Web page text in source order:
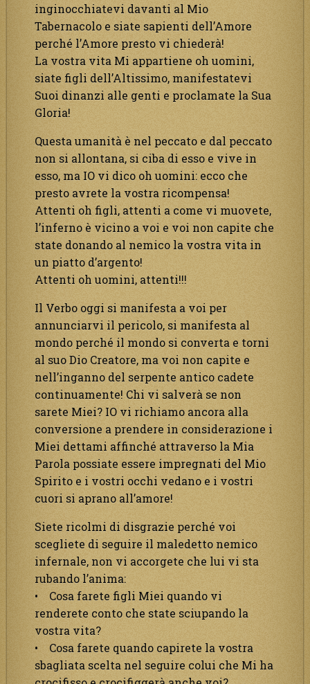
inginocchiatevi davanti al Mio
Tabernacolo e siate sapienti dell’Amore
perché l’Amore presto vi chiederà!
La vostra vita Mi appartiene oh uomini,
siate figli dell’Altissimo, manifestatevi
Suoi dinanzi alle genti e proclamate la Sua
Gloria!
Questa umanità è nel peccato e dal peccato
non si allontana, si ciba di esso e vive in
esso, ma IO vi dico oh uomini: ecco che
presto avrete la vostra ricompensa!
Attenti oh figli, attenti a come vi muovete,
l’inferno è vicino a voi e voi non capite che
state donando al nemico la vostra vita in
un piatto d’argento!
Attenti oh uomini, attenti!!!
Il Verbo oggi si manifesta a voi per
annunciarvi il pericolo, si manifesta al
mondo perché il mondo si converta e torni
al suo Dio Creatore, ma voi non capite e
nell’inganno del serpente antico cadete
continuamente! Chi vi salverà se non
sarete Miei? IO vi richiamo ancora alla
conversione a prendere in considerazione i
Miei dettami affinché attraverso la Mia
Parola possiate essere impregnati del Mio
Spirito e i vostri occhi vedano e i vostri
cuori si aprano all’amore!
Siete ricolmi di disgrazie perché voi
scegliete di seguire il maledetto nemico
infernale, non vi accorgete che lui vi sta
rubando l’anima:
• Cosa farete figli Miei quando vi
renderete conto che state sciupando la
vostra vita?
• Cosa farete quando capirete la vostra
sbagliata scelta nel seguire colui che Mi ha